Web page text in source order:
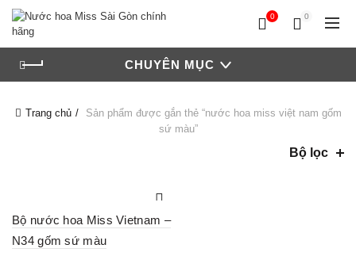
0 0
CHUYÊN MỤC
Trang chủ
Sản phẩm được gắn thẻ “nước hoa miss việt nam gốm
sứ màu”
Bộ lọc
Bộ nước hoa Miss Vietnam –
N34 gốm sứ màu